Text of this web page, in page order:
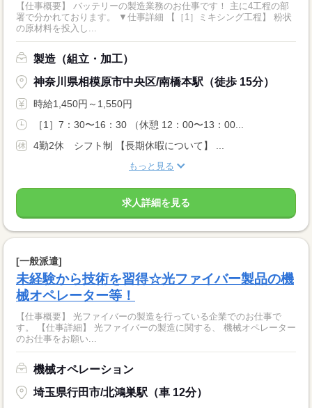
【仕事概要】 バッテリーの製造業務のお仕事です！ 主に4工程の部
署で分かれております。 ▼仕事詳細 【［1］ミキシング工程】 粉状
の原材料を投入し...
製造（組立・加工）
神奈川県相模原市中央区/南橋本駅（徒歩 15分）
時給1,450円～1,550円
［1］7：30〜16：30 （休憩 12：00〜13：00...
4勤2休 シフト制 【長期休暇について】 ...
もっと見る
求人詳細を見る
[一般派遣]
未経験から技術を習得☆光ファイバー製品の機
械オペレーター等！
【仕事概要】 光ファイバーの製造を行っている企業でのお仕事で
す。 【仕事詳細】 光ファイバーの製造に関する、 機械オペレーター
のお仕事をお願い...
機械オペレーション
埼玉県行田市/北鴻巣駅（車 12分）